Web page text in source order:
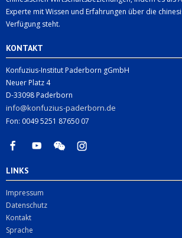
Experte mit Wissen und Erfahrungen über die
Verfügung steht.
KONTAKT
Konfuzius-Institut Paderborn gGmbH
Neuer Platz 4
D-33098 Paderborn
info@konfuzius-paderborn.de
Fon: 0049 5251 87650 07
LINKS
Impressum
Datenschutz
Kontakt
Sprache